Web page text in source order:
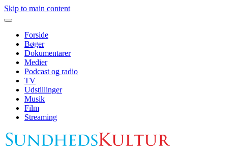
Skip to main content
Forside
Bøger
Dokumentarer
Medier
Podcast og radio
TV
Udstillinger
Musik
Film
Streaming